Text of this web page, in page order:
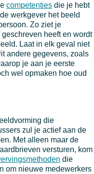
competenties die je hebt
werkgever het beeld
Zo ziet je
heeft en wordt
Laat in elk geval niet
andere gegevens, zoals
je aan je eerste
wel opmaken hoe oud
die
zul je actief aan de
Met alleen maar de
versturen, kom
die
om nieuwe medewerkers